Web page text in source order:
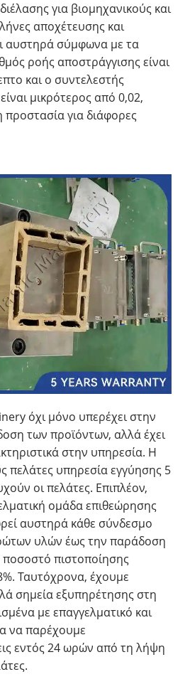
για βιομηχανικούς και
αποχέτευσης και
αυστηρά σύμφωνα με τα
ροής αποστράγγισης είναι
και ο συντελεστής
μικρότερος από 0,02,
προστασία για διάφορες
όχι μόνο υπερέχει στην
των προϊόντων, αλλά έχει
στην υπηρεσία. Η
πελάτες υπηρεσία εγγύησης 5
οι πελάτες. Επιπλέον,
ομάδα επιθεώρησης
αυστηρά κάθε σύνδεσμο
υλών έως την παράδοση
ποσοστό πιστοποίησης
Ταυτόχρονα, έχουμε
σημεία εξυπηρέτησης στη
με επαγγελματικό και
να παρέχουμε
εντός 24 ωρών από τη λήψη